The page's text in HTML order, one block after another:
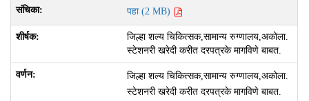
पहा (2 MB)
जिल्हा शल्य चिकित्सक,सामान्य रुग्णालय,अकोला.
स्टेशनरी खरेदी करीत दरपत्रके मागविणे बाबत.
जिल्हा शल्य चिकित्सक,सामान्य रुग्णालय,अकोला.
स्टेशनरी खरेदी करीत दरपत्रके मागविणे बाबत.